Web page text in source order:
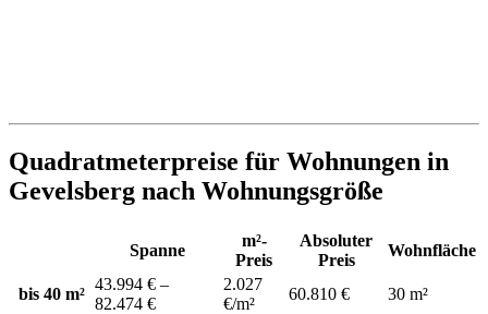
Quadratmeterpreise für Wohnungen in
Gevelsberg nach Wohnungsgröße
Spanne
m²-
Preis
Absoluter
Preis
Wohnfläche
bis 40 m²
43.994 € –
82.474 €
2.027
€/m²
60.810 €
30 m²